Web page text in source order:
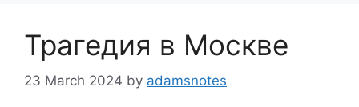
Трагедия в Москве
23 March 2024 by adamsnotes